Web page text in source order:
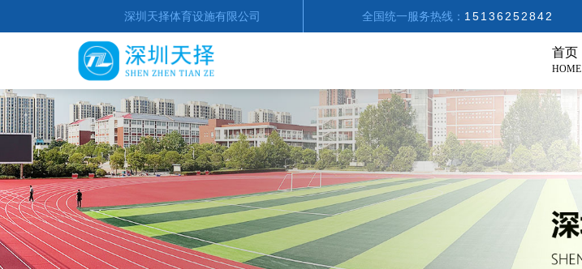
深圳天择体育设施有限公司 全国统一服务热线： 15136252842
首页
HOME